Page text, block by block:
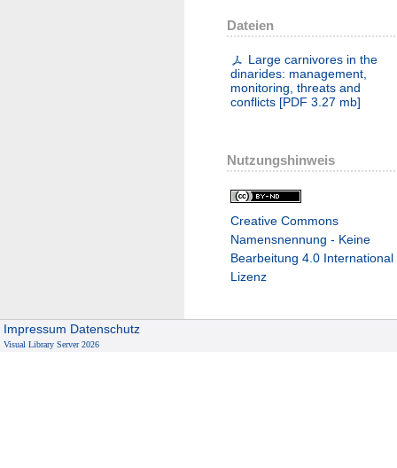
Dateien
Large carnivores in the
dinarides: management,
monitoring, threats and
conflicts [PDF 3.27 mb]
Nutzungshinweis
Creative Commons
Namensnennung - Keine
Bearbeitung 4.0 International
Lizenz
Impressum Datenschutz
Visual Library Server 2026